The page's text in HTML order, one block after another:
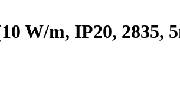
W/m, IP20, 2835,